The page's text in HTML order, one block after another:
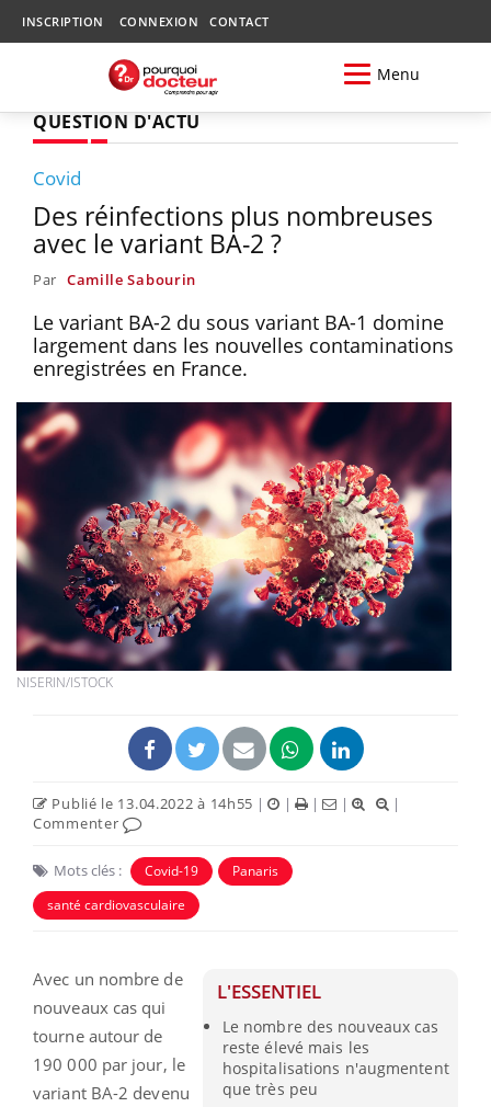
INSCRIPTION CONNEXION CONTACT
Menu
QUESTION D'ACTU
Covid
Des réinfections plus nombreuses
avec le variant BA-2 ?
Par Camille Sabourin
Le variant BA-2 du sous variant BA-1 domine
largement dans les nouvelles contaminations
enregistrées en France.
NISERIN/ISTOCK
Publié le 13.04.2022 à 14h55 | | | |
|
Commenter
Mots clés : Covid-19
Panaris
santé cardiovasculaire
L'ESSENTIEL
Le nombre des nouveaux cas
reste élevé mais les
hospitalisations n'augmentent
que très peu
Avec un nombre de
nouveaux cas qui
tourne autour de
190 000 par jour, le
variant BA-2 devenu